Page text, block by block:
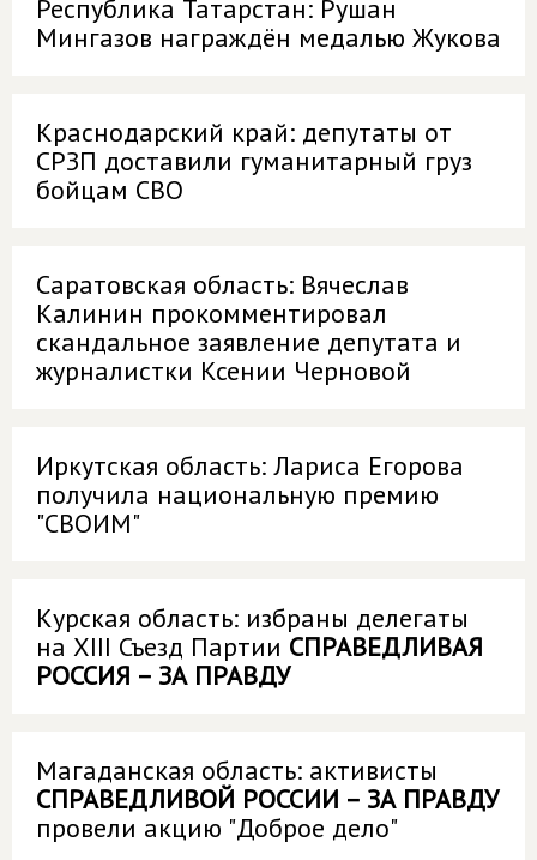
Республика Татарстан: Рушан
Мингазов награждён медалью Жукова
Краснодарский край: депутаты от
СРЗП доставили гуманитарный груз
бойцам СВО
Саратовская область: Вячеслав
Калинин прокомментировал
скандальное заявление депутата и
журналистки Ксении Черновой
Иркутская область: Лариса Егорова
получила национальную премию
"СВОИМ"
Курская область: избраны делегаты
на XIII Съезд Партии СПРАВЕДЛИВАЯ
РОССИЯ – ЗА ПРАВДУ
Магаданская область: активисты
СПРАВЕДЛИВОЙ РОССИИ – ЗА ПРАВДУ
провели акцию "Доброе дело"